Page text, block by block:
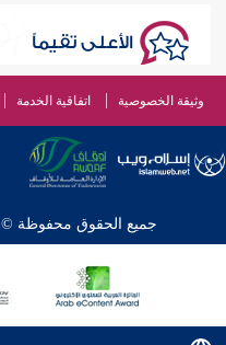
الأعلى تقيماً
وثيقة الخصوصية اتفاقية الخدمة
جميع الحقوق محفوظة © 2026 - 1998 لشبكة إسلام ويب